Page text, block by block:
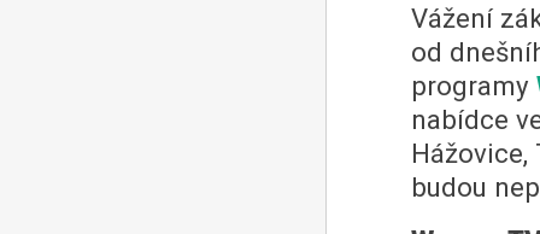
Vážení
od
programy
nabídce
budou